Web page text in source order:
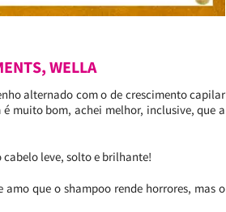
WELLA
alternado com o de crescimento capilar
muito bom, achei melhor, inclusive, que a
cabelo leve, solto e brilhante!
que o shampoo rende horrores, mas o